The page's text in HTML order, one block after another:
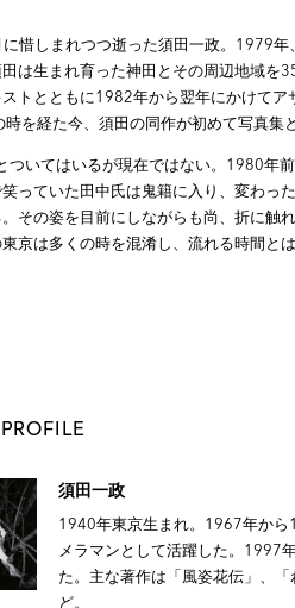
惜しまれつつ逝った須田一政。1979
は生まれ育った神田とその周辺地域を
トとともに1982年から翌年にかけて
を経た今、須田の同作が初めて写真集
ついてはいるが現在ではない。1980年
っていた田中氏は鬼籍に入り、変わっ
その姿を目前にしながらも尚、折に触
東京は多くの時を混淆し、流れる時間
須田一政
1940年東京生まれ。1967年から
メラマンとして活躍した。1997
た。主な著作は「風姿花伝」、
ど。